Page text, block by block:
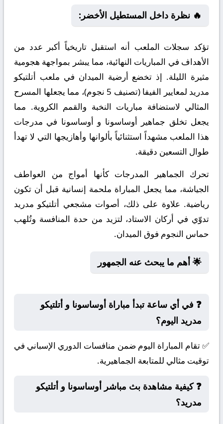
🔥 نظرة داخل المستطيل الأخضر:
تؤكد سجلات الملعب أنه استقبل تاريخياً أكبر عدد من
الأهداف في المباريات النهائية، مما يبشر بمواجهة هجومية
مثيرة الليلة. إذ تخضع أرضية الميدان في ملعب أتلتيكو
مدريد لمعايير الفيفا (تصنيف 5 نجوم)، مما يجعلها المسرح
المثالي لاستضافة مباريات النخبة والقمم الكروية. مما
يجعل تخلق جماهير أوساسونا و أوساسونا في مدرجات
هذا الملعب مشهداً استثنائياً بألوانها وأهازيجها التي لا تهدأ
طوال التسعين دقيقة.
تحرك الجماهير المدرجات كأنها أمواج من العواطف
الجياشة، مما يجعل المباراة ملحمة إنسانية قبل أن تكون
رياضية. علاوة على ذلك، أصوات مشجعي أتلتيكو مدريد
تدوّي في أركان الاستاد، لتزيد من حدة المنافسة وتُلهب
حماس النجوم فوق الميدان.
🌟 أهم ما يبحث عنه الجمهور
❓ في أي ساعة تبدأ مباراة أوساسونا و أتلتيكو
مدريد اليوم؟
✅ تقام المباراة اليوم ضمن منافسات الدوري الإسباني في
توقيت مثالي للمتابعة الجماهيرية.
❓ كيفية مشاهدة بث مباشر أوساسونا و أتلتيكو
مدريد؟